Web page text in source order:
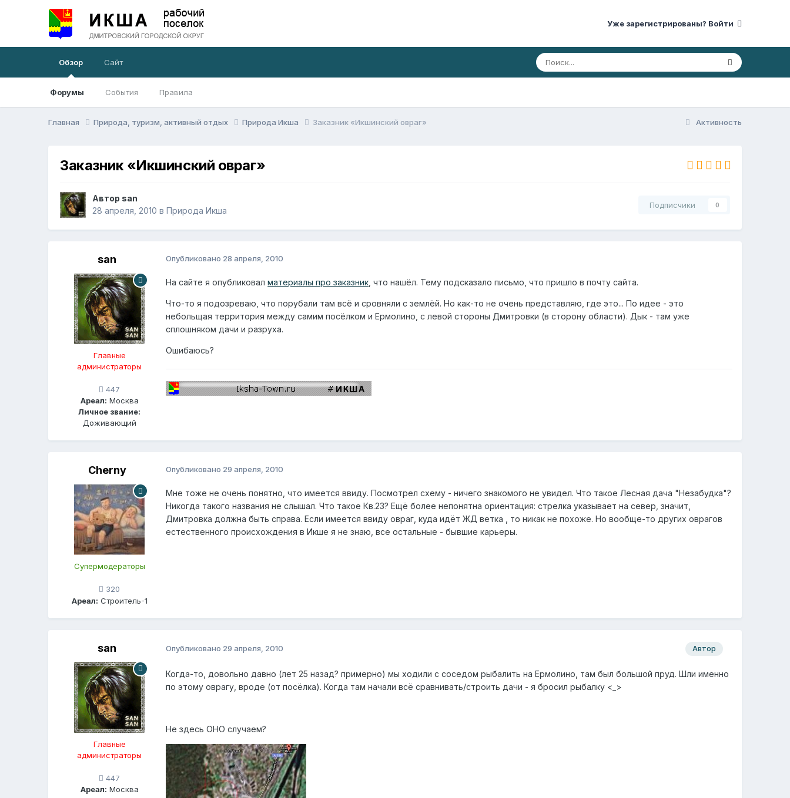
Уже зарегистрированы? Войти
Обзор
Форумы События Правила
Сайт
Активность
Главная Природа, туризм, активный отдых Природа Икша Заказник «Икшинский овраг»
Заказник «Икшинский овраг»
Автор san
28 апреля, 2010 вПрирода Икша
Подписчики 0
san
Главные
администраторы
447
Ареал: Москва
Личное звание:
Доживающий
Опубликовано 28 апреля, 2010
На сайте я опубликовалматериалы про заказник , что нашёл. Тему подсказало письмо, что пришло в почту сайта.
Что-то я подозреваю, что порубали там всё и сровняли с землёй. Но как-то не очень представляю, где это... По идее - это
небольщая территория между самим посёлком и Ермолино, с левой стороны Дмитровки (в сторону области). Дык - там уже
сплошняком дачи и разруха.
Ошибаюсь?
Cherny
Супермодераторы
320
Ареал: Строитель-1
Опубликовано 29 апреля, 2010
Мне тоже не очень понятно, что имеется ввиду. Посмотрел схему - ничего знакомого не увидел. Что такое Лесная дача "Незабудка"?
Никогда такого названия не слышал. Что такое Кв.23? Ещё более непонятна ориентация: стрелка указывает на север, значит,
Дмитровка должна быть справа. Если имеется ввиду овраг, куда идёт ЖД ветка , то никак не похоже. Но вообще-то других оврагов
естественного происхождения в Икше я не знаю, все остальные - бывшие карьеры.
san
Главные
администраторы
447
Ареал: Москва
Автор
Опубликовано 29 апреля, 2010
Когда-то, довольно давно (лет 25 назад? примерно) мы ходили с соседом рыбалить на Ермолино, там был большой пруд. Шли именно
по этому оврагу, вроде (от посёлка). Когда там начали всё сравнивать/строить дачи - я бросил рыбалку <_>
Не здесь ОНО случаем?